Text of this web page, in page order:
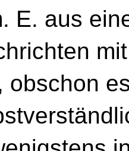
E. aus
obschon